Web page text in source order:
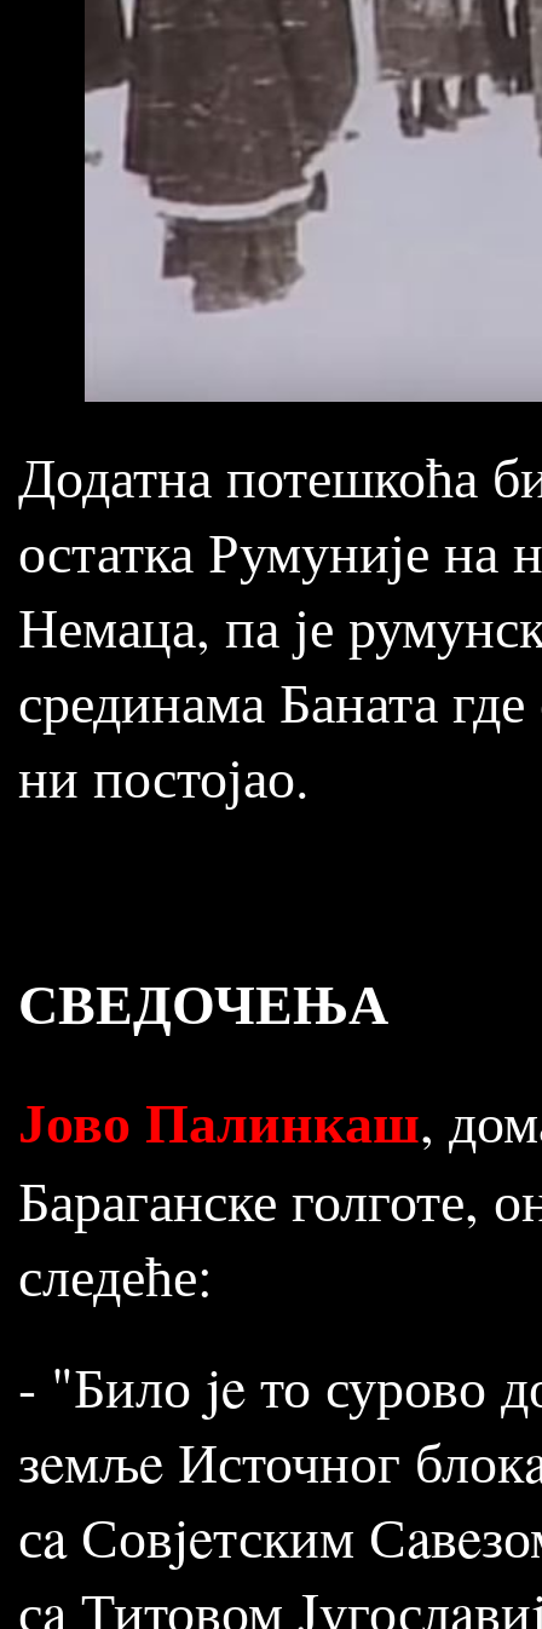
Додатна потешкоћа
остатка Румуније
Немаца, па је
срединама Баната
ни постојао.
СВЕДОЧЕЊА
Јово Палинкаш,
Бараганске голготе,
следеће:
- "Било je то сурово
зeмљe Источног
сa Совjeтским
сa Титовом